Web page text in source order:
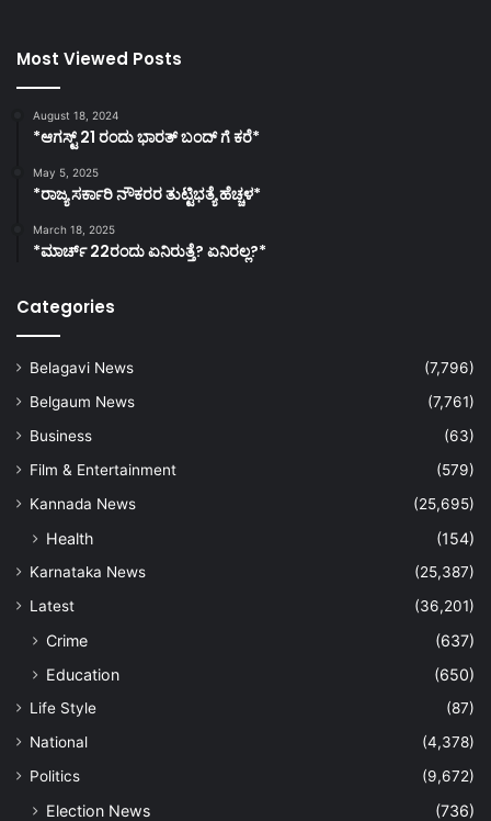
Most Viewed Posts
August 18, 2024
*ಆಗಸ್ಟ್ 21 ರಂದು ಭಾರತ್‌ ಬಂದ್‌ ಗೆ ಕರೆ*
May 5, 2025
*ರಾಜ್ಯ ಸರ್ಕಾರಿ ನೌಕರರ ತುಟ್ಟಿಭತ್ಯೆ ಹೆಚ್ಚಳ*
March 18, 2025
*ಮಾರ್ಚ್ 22ರಂದು ಏನಿರುತ್ತೆ? ಏನಿರಲ್ಲ?*
Categories
Belagavi News
(7,796)
Belgaum News
(7,761)
Business
(63)
Film & Entertainment
(579)
Kannada News
(25,695)
Health (154)
Karnataka News
(25,387)
Latest
(36,201)
Crime
(637)
Education
(650)
Life Style
(87)
National
(4,378)
Politics
(9,672)
Election News (736)